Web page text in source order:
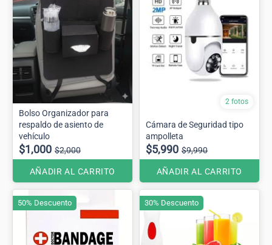
Bolso Organizador para
respaldo de asiento de
vehículo
$1,000 $2,000
AÑADIR AL CARRITO
2 fotos
Cámara de Seguridad tipo
ampolleta
$5,990 $9,990
AÑADIR AL CARRITO
50% Descuento 30% Descuento